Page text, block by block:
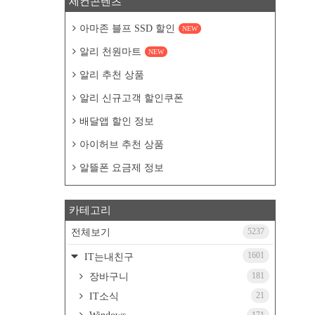
아마존 블프 SSD 할인 NEW
알리 천원마트 NEW
알리 추천 상품
알리 신규고객 할인쿠폰
배달앱 할인 정보
아이허브 추천 상품
알뜰폰 요금제 정보
카테고리
전체보기 5237
IT는내친구 1601
장바구니 181
IT소식 21